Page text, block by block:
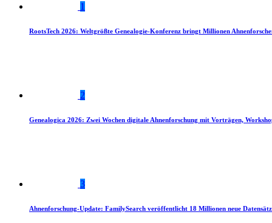
1
RootsTech 2026: Weltgrößte Genealogie-Konferenz bringt Millionen
2
Genealogica 2026: Zwei Wochen digitale Ahnenforschung mit Vorträgen,
3
Ahnenforschung-Update: FamilySearch veröffentlicht 18 Millionen neue